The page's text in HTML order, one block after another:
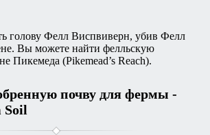
голову Фелл Виспвиверн, убив Фелл
Вы можете найти фелльскую
Пикемеда (Pikemead’s Reach).
почву для фермы -
Soil